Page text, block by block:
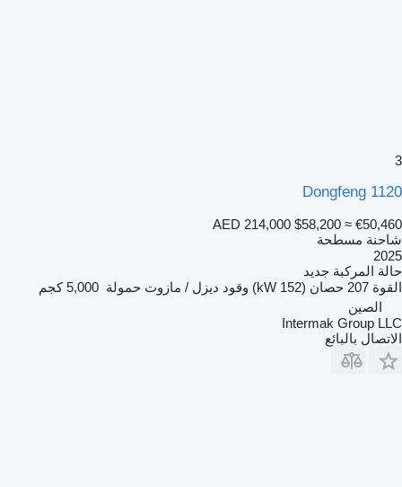
3
Dongfeng 1120
AED 214,000 $58,200 ≈ €50,460
شاحنة مسطحة
2025
حالة المركبة جديد
القوة 207 حصان (152 kW) وقود ديزل / مازوت حمولة 5,000 كجم
الصين
Intermak Group LLC
الاتصال بالبائع